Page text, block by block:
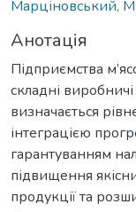
Марціновський,
Анотація
Підприємства
складні
визначається
інтеграцією
гарантуванням
підвищення
продукції та